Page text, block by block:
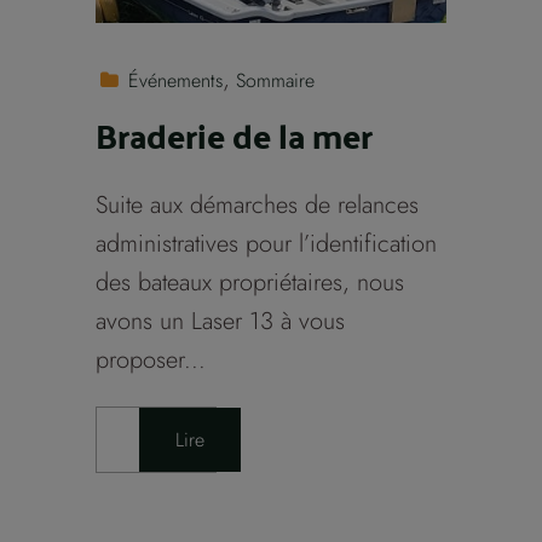
Événements Sommaire
Braderie de la mer
Suite aux démarches de relances
administratives pour l’identification
des bateaux propriétaires, nous
avons un Laser 13 à vous
proposer...
Lire